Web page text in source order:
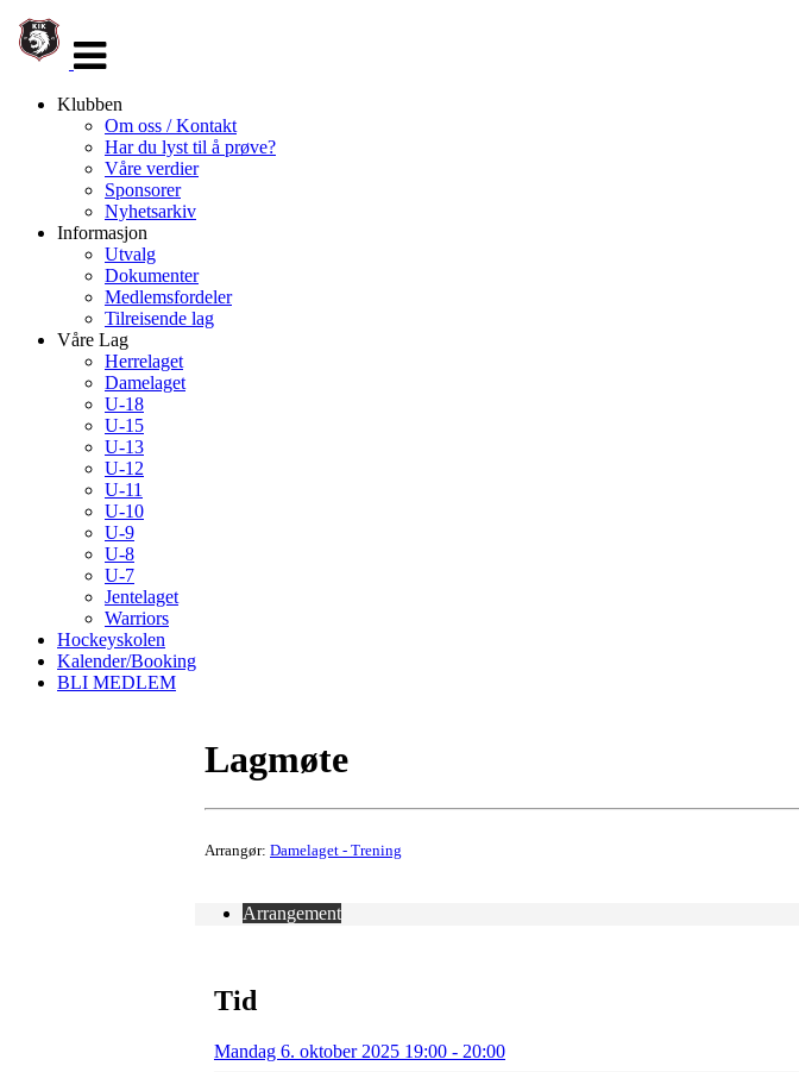
navigasjon
Klubben
Om oss / Kontakt
Har du lyst til å prøve?
Våre verdier
Sponsorer
Nyhetsarkiv
Informasjon
Utvalg
Dokumenter
Medlemsfordeler
Tilreisende lag
Våre Lag
Herrelaget
Damelaget
U-18
U-15
U-13
U-12
U-11
U-10
U-9
U-8
U-7
Jentelaget
Warriors
Hockeyskolen
Kalender/Booking
BLI MEDLEM
Lagmøte
Arrangør: Damelaget - Trening
Arrangement
Tid
Mandag 6. oktober 2025 19:00 - 20:00